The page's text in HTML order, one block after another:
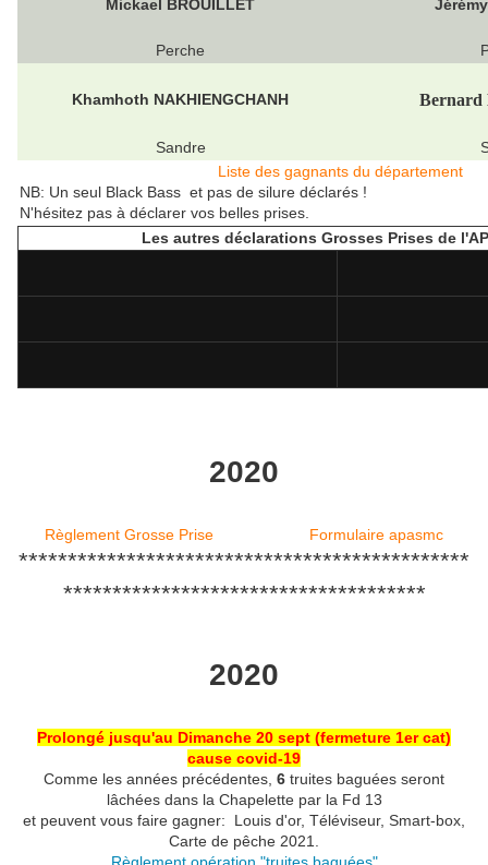
Mickael BROUILLET
Perche
Khamhoth NAKHIENGCHANH
Sandre
Liste des gagnants du département
NB: Un seul Black Bass et pas de silure déclarés !
N'hésitez pas à déclarer vos belles prises.
Les autres déclarations Grosses Prises de
2020
Règlement Grosse Prise Formulaire apasmc
**********************************************
*************************************
2020
Prolongé jusqu'au Dimanche 20 sept (fermeture 1er cat)
cause covid-19
Comme les années précédentes, 6 truites baguées seront
lâchées dans la Chapelette par la Fd 13
et peuvent vous faire gagner: Louis d'or, Téléviseur, Smart-box,
Carte de pêche 2021.
Règlement opération "truites baguées"